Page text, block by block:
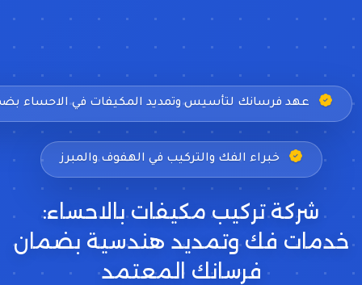
عهد فرسانك لتأسيس وتمديد المكيفات في الاحساء
خبراء الفك والتركيب في الهفوف والمبرز
شركة تركيب مكيفات بالاحساء:
خدمات فك وتمديد هندسية بضمان
فرسانك المعتمد